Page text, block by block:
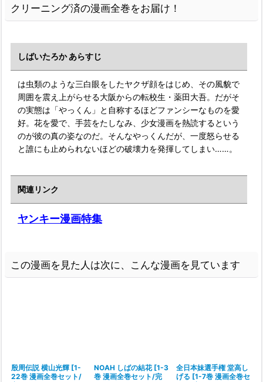
クリーニング済の漫画全巻をお届け！
しばいたろか あらすじ
は虫類のような三白眼をしたヤクザ顔をはじめ、その風貌で
周囲を震え上がらせる大阪からの転校生・薬田大吾。だがそ
の実態は「やっくん」と自称するほどファンシーなものを愛
好。花を愛で、手芸をたしなみ、少女漫画を熱読するという
のが彼の真の姿なのだ。そんなやっくんだが、一度怒らせる
と誰にも止められないほどの破壊力を発揮してしまい……。
関連リンク
ヤンキー漫画特集
この漫画を見た人は次に、こんな漫画を見ています
殷周伝説 横山光輝 [1-
22巻 漫画全巻セット/
NOAH しばの結花 [1-3
巻 漫画全巻セット/完
全日本妹選手権 堂高し
げる [1-7巻 漫画全巻セ